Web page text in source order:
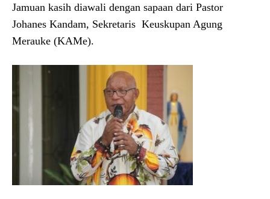
Jamuan kasih diawali dengan sapaan dari Pastor
Johanes Kandam, Sekretaris Keuskupan Agung
Merauke (KAMe).